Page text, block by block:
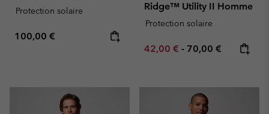
Protection solaire
Regular price:
100,00 €
Ridge™ Utility II Homme
Protection solaire
Minimum sale price:
42,00 € - Maximum price:
70,00 €